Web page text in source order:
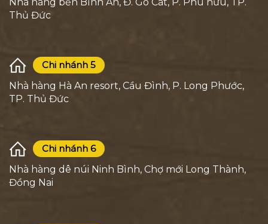
Thủ Đức
Chi nhánh 5
Nhà hàng Hà An resort, Cầu Đình, P. Long Phước,
TP. Thủ Đức
Chi nhánh 6
Nhà hàng dê núi Ninh Bình, Chợ mới Long Thành,
Đồng Nai